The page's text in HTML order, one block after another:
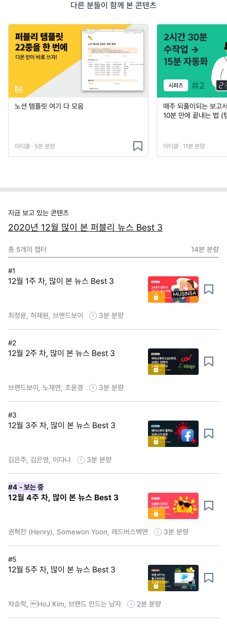
다른 분들이 함께 본 콘텐츠
노션 템플릿 여기 다 모음
아티클 · 5분 분량
매주 되풀이되는 보고
10분 만에 끝내는 법 (
아티클 · 11분 분량
지금 보고 있는 콘텐츠
2020년 12월 많이 본 퍼블리 뉴스 Best 3
총 5개의 챕터 14분 분량
#1
12월 1주 차, 많이 본 뉴스 Best 3
최정윤, 허재원, 브랜드보이 3분 분량
#2
12월 2주 차, 많이 본 뉴스 Best 3
브랜드보이, 노재연, 조윤경 3분 분량
#3
12월 3주 차, 많이 본 뉴스 Best 3
김은주, 김은영, 이다나 3분 분량
#4 - 보는 중
12월 4주 차, 많이 본 뉴스 Best 3
권혁찬 (Henry), Somewon Yoon, 레드버스백맨 3분 분량
#5
12월 5주 차, 많이 본 뉴스 Best 3
차승학, HoJ Kim, 브랜드 만드는 남자 2분 분량